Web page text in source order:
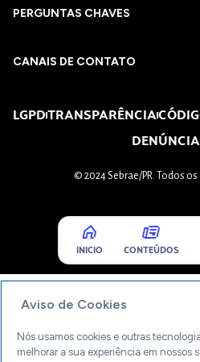
PERGUNTAS CHAVES​
CANAIS DE CONTATO
LGPDTRANSPARÊNCIA
DENÚNCIA
© 2024 Sebrae/PR. Todos
INICIO CONTEÚDOS
Aviso de Cookies
Nós usamos cookies e outras
melhorar a sua experiência em nossos